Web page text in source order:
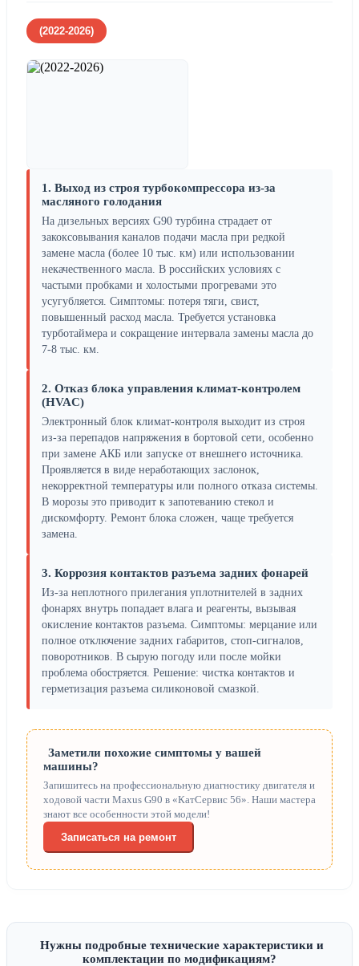
(2022-2026)
1. Выход из строя турбокомпрессора из-за
масляного голодания
На дизельных версиях G90 турбина страдает от
закоксовывания каналов подачи масла при редкой
замене масла (более 10 тыс. км) или использовании
некачественного масла. В российских условиях с
частыми пробками и холостыми прогревами это
усугубляется. Симптомы: потеря тяги, свист,
повышенный расход масла. Требуется установка
турботаймера и сокращение интервала замены масла до
7-8 тыс. км.
2. Отказ блока управления климат-контролем
(HVAC)
Электронный блок климат-контроля выходит из строя
из-за перепадов напряжения в бортовой сети, особенно
при замене АКБ или запуске от внешнего источника.
Проявляется в виде неработающих заслонок,
некорректной температуры или полного отказа системы.
В морозы это приводит к запотеванию стекол и
дискомфорту. Ремонт блока сложен, чаще требуется
замена.
3. Коррозия контактов разъема задних фонарей
Из-за неплотного прилегания уплотнителей в задних
фонарях внутрь попадает влага и реагенты, вызывая
окисление контактов разъема. Симптомы: мерцание или
полное отключение задних габаритов, стоп-сигналов,
поворотников. В сырую погоду или после мойки
проблема обостряется. Решение: чистка контактов и
герметизация разъема силиконовой смазкой.
Заметили похожие симптомы у вашей
машины?
Запишитесь на профессиональную диагностику двигателя и
ходовой части Maxus G90 в «КатСервис 56». Наши мастера
знают все особенности этой модели!
Записаться на ремонт
Нужны подробные технические характеристики и
комплектации по модификациям?